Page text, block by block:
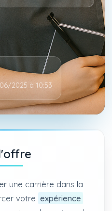
2025 à 10:53
une carrière dans la
votre expérience